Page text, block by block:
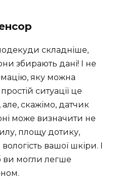
складніше,
збирають дані! І не
яку можна
ситуації це
але, скажімо, датчик
може визначити не
площу дотику,
вашої шкіри. І
ви могли легше